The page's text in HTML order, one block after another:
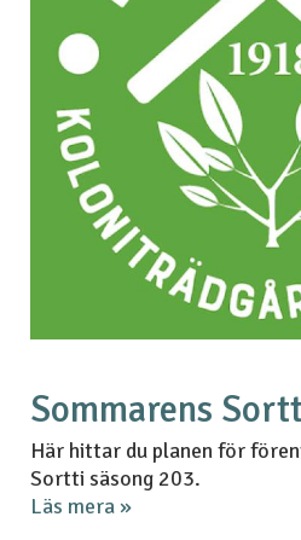
Sommarens
Här hittar du planen för
Sortti säsong 203.
Läs mera »